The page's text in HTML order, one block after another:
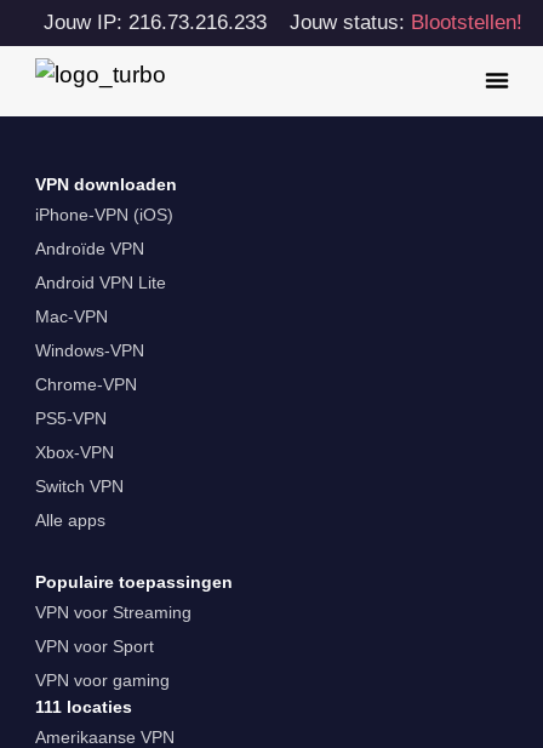
Jouw IP: 216.73.216.233 Jouw status: Blootstellen!
VPN downloaden
iPhone-VPN (iOS)
Androïde VPN
Android VPN Lite
Mac-VPN
Windows-VPN
Chrome-VPN
PS5-VPN
Xbox-VPN
Switch VPN
Alle apps
Populaire toepassingen
VPN voor Streaming
VPN voor Sport
VPN voor gaming
111 locaties
Amerikaanse VPN